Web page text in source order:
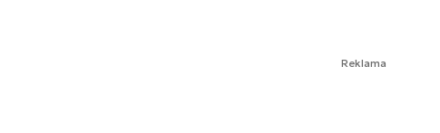
Reklama